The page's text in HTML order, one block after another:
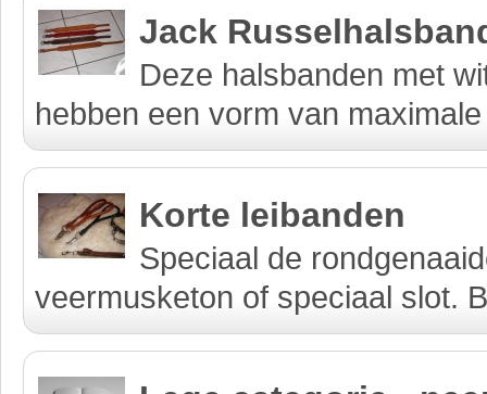
Jack
Deze halsbanden met
hebben een vorm van
Korte leibanden
Speciaal de
veermusketon of speciaal slot.